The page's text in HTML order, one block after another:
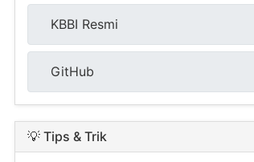
KBBI Resmi
GitHub
💡 Tips & Trik